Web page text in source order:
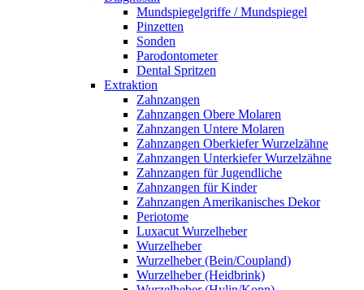
Mundspiegelgriffe / Mundspiegel
Pinzetten
Sonden
Parodontometer
Dental Spritzen
Extraktion
Zahnzangen
Zahnzangen Obere Molaren
Zahnzangen Untere Molaren
Zahnzangen Oberkiefer Wurzelzähne
Zahnzangen Unterkiefer Wurzelzähne
Zahnzangen für Jugendliche
Zahnzangen für Kinder
Zahnzangen Amerikanisches Dekor
Periotome
Luxacut Wurzelheber
Wurzelheber
Wurzelheber (Bein/Coupland)
Wurzelheber (Heidbrink)